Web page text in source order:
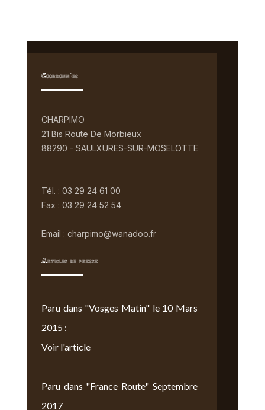
Coordonnées
CHARPIMO
21 Bis Route De Morbieux
88290 - SAULXURES-SUR-MOSELOTTE
Tél. : 03 29 24 61 00
Fax : 03 29 24 52 54
Email : charpimo@wanadoo.fr
Articles de presse
Paru dans "Vosges Matin" le 10 Mars
2015 :
Voir l'article
Paru dans "France Route" Septembre
2017